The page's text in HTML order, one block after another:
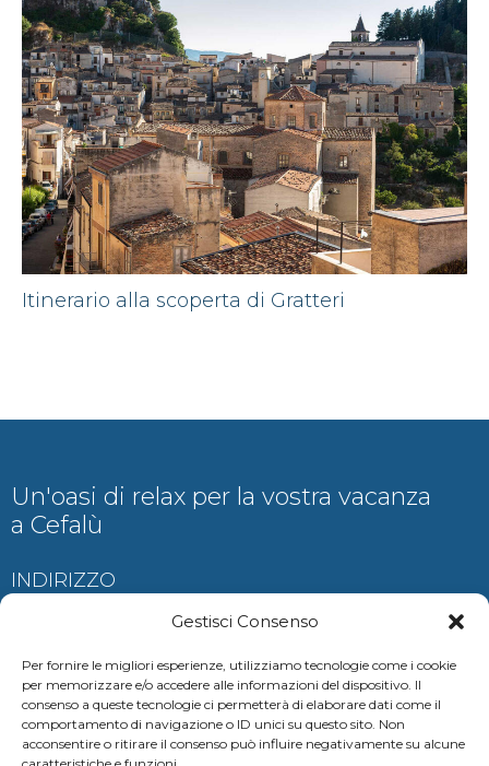
Gestisci Consenso
Per fornire le migliori esperienze, utilizziamo tecnologie come i cookie
per memorizzare e/o accedere alle informazioni del dispositivo. Il
consenso a queste tecnologie ci permetterà di elaborare dati come il
comportamento di navigazione o ID unici su questo sito. Non
acconsentire o ritirare il consenso può influire negativamente su alcune
Itinerario alla scoperta di Gratteri
Un'oasi di relax per la vostra vacanza
a Cefalù
INDIRIZZO
Contrada Ogliastrillo, Cefalù
CONTATTI
auramariscefalu@gmail.com